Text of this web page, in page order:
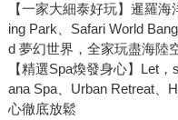
【一家大細泰好玩】暹羅
ing Park、Safari World
d 夢幻世界，全家玩盡海陸
【精選Spa煥發身心】Let
ana Spa、Urban Retreat、
心徹底放鬆